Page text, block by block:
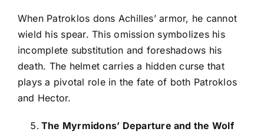
When Patroklos dons Achilles’ armor, he cannot
wield his spear. This omission symbolizes his
incomplete substitution and foreshadows his
death. The helmet carries a hidden curse that
plays a pivotal role in the fate of both Patroklos
and Hector.
The Myrmidons’ Departure and the Wolf